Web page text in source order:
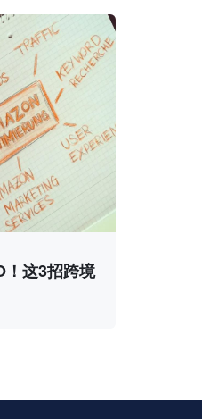
！这3招跨境